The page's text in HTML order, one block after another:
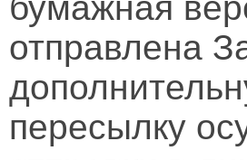
отправлена
пересылку